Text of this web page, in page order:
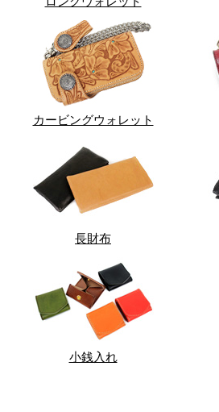
カービングウォレット
長財布
小銭入れ